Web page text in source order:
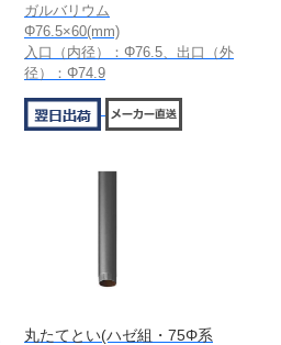
ガルバリウム
Φ76.5×60(mm)
入口（内径）：Φ76.5、出口（外
径）：Φ74.9
丸たてとい(ハゼ組・75Φ系